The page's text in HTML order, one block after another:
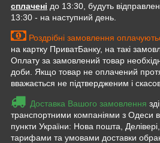
сплачені до 13:30, будуть
13:30 - на наступний день.
Роздрібні замовлення
на картку ПриватБанку, на такі
Оплату за замовлений товар
доби. Якщо товар не оплачений
вважається не підтвердженим і
Доставка Вашого замовлення
транспортними компаніями з Одеси в
пункти України: Нова пошта,
тарифами та умовами доставки